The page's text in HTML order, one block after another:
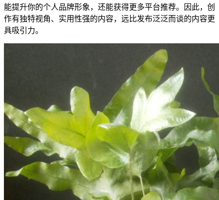
能提升你的个人品牌形象，还能获得更多平台推荐。因此，创
作有独特视角、实用性强的内容，远比发布泛泛而谈的内容更
具吸引力。